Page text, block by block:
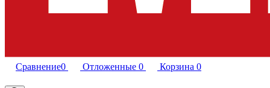
Сравнение0 Отложенные 0 Корзина 0